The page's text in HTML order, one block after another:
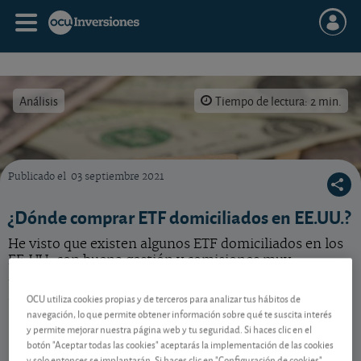
Análisis Tiempo de lectura: 2 min.
Comprar ETF domiciliados en EE.UU. solo es posible si la gestora los domicilia en un
Publicado el 03 septiembre 2021
¿Dónde comprar ETF domiciliados en EE.UU.?
He visto que existen algunos ETF domiciliados en los
EE.UU. con buena gestión y comisiones muy
posible?
Contenido reservado a SOCIOS
OCU utiliza cookies propias y de terceros para analizar tus hábitos de
navegación, lo que permite obtener información sobre qué te suscita interés
y permite mejorar nuestra página web y tu seguridad. Si haces clic en el
botón "Aceptar todas las cookies" aceptarás la implementación de las cookies